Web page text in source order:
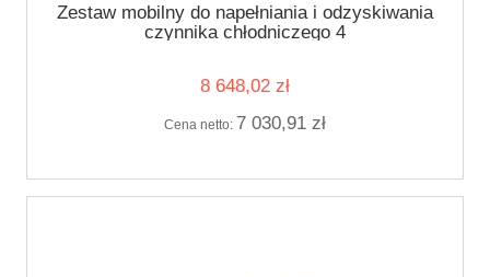
Zestaw mobilny do napełniania i odzyskiwania
czynnika chłodniczego 4
8 648,02 zł
Cena netto: 7 030,91 zł